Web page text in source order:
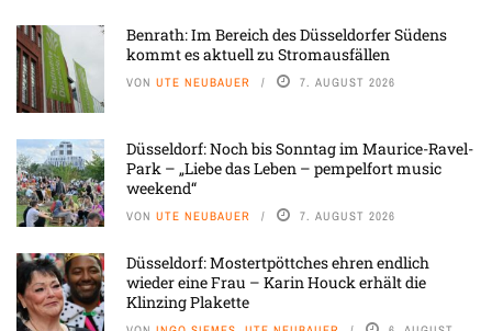
Benrath: Im Bereich des Düsseldorfer Südens
kommt es aktuell zu Stromausfällen
VON UTE NEUBAUER 7. AUGUST 2026
Düsseldorf: Noch bis Sonntag im Maurice-Ravel-
Park – „Liebe das Leben – pempelfort music
weekend“
VON UTE NEUBAUER 7. AUGUST 2026
Düsseldorf: Mostertpöttches ehren endlich
wieder eine Frau – Karin Houck erhält die
Klinzing Plakette